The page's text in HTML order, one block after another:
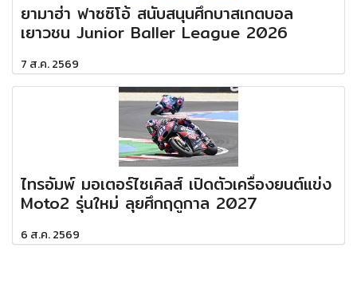
ยามาฮ่า ฟาซซิโอ้ สนับสนุนศึกบาสเกตบอล
เยาวชน Junior Baller League 2026
7 ส.ค. 2569
ไทรอัมพ์ มอเตอร์ไซเคิลส์ เปิดตัวเครื่องยนต์แข่ง
Moto2 รุ่นใหม่ ลุยศึกฤดูกาล 2027
6 ส.ค. 2569